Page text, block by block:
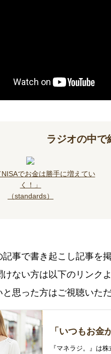
ラジオの中で
NISAでお金は勝手に増えてい
く！」
（standards）
事で書き起こし記事を
ない方は以下のリンク
思った方はご視聴いた
「いつもお金
『マネラジ。』は